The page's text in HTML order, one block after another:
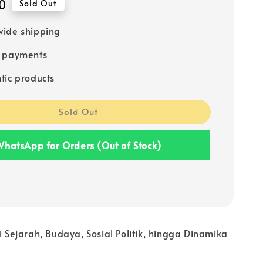
Sold Out
shipping
payments
products
Sold Out
for Orders (Out of Stock)
Sejarah, Budaya, Sosial Politik, hingga Dinamika